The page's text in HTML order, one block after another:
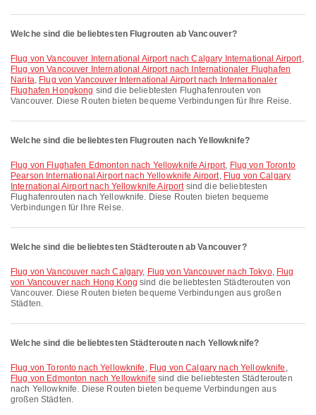
Welche sind die beliebtesten Flugrouten ab Vancouver?
Flug von Vancouver International Airport nach Calgary International Airport,
Flug von Vancouver International Airport nach Internationaler Flughafen
Narita, Flug von Vancouver International Airport nach Internationaler
Flughafen Hongkong sind die beliebtesten Flughafenrouten von
Vancouver. Diese Routen bieten bequeme Verbindungen für Ihre Reise.
Welche sind die beliebtesten Flugrouten nach Yellowknife?
Flug von Flughafen Edmonton nach Yellowknife Airport, Flug von Toronto
Pearson International Airport nach Yellowknife Airport, Flug von Calgary
International Airport nach Yellowknife Airportsind die beliebtesten
Flughafenrouten nach Yellowknife. Diese Routen bieten bequeme
Verbindungen für Ihre Reise.
Welche sind die beliebtesten Städterouten ab Vancouver?
Flug von Vancouver nach Calgary, Flug von Vancouver nach Tokyo, Flug
von Vancouver nach Hong Kong sind die beliebtesten Städterouten von
Vancouver. Diese Routen bieten bequeme Verbindungen aus großen
Städten.
Welche sind die beliebtesten Städterouten nach Yellowknife?
Flug von Toronto nach Yellowknife , Flug von Calgary nach Yellowknife ,
Flug von Edmonton nach Yellowknife sind die beliebtesten Städterouten
nach Yellowknife. Diese Routen bieten bequeme Verbindungen aus
großen Städten.